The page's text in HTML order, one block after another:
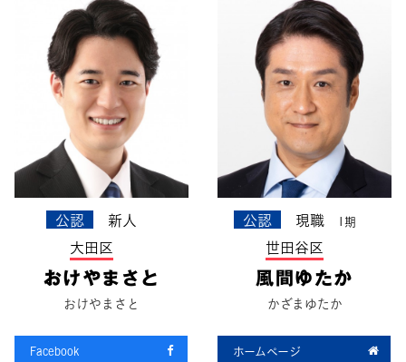
公認
新人
大田区
おけやまさと
おけやまさと
Facebook
公認 現職 1期
世田谷区
風間ゆたか
かざまゆたか
ホームページ